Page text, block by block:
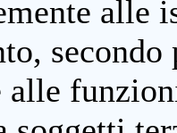
alle
alle